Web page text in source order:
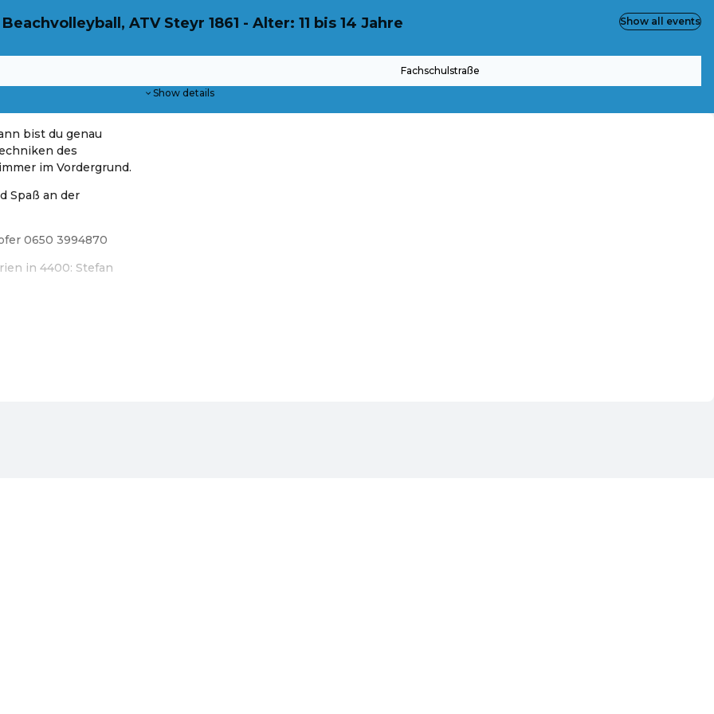
ATV Steyr 1861 - Alter: 11 bis 14 Jahre
Fachschulstraße
Show details
Show all events
bist du genau
des
im Vordergrund.
Spaß an der
0650 3994870
in 4400: Stefan